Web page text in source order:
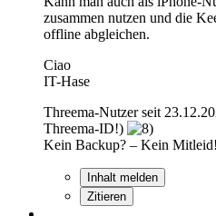
zusammen nutzen und die
offline abgleichen.
Ciao
IT-Hase
Threema-Nutzer seit
Threema-ID!)
Kein Backup? – Kein Mitleid!
Inhalt melden
Zitieren